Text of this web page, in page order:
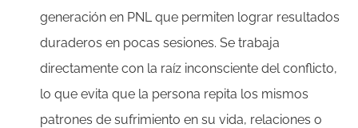
generación en PNL que permiten lograr resultados
duraderos en pocas sesiones. Se trabaja
directamente con la raíz inconsciente del conflicto,
lo que evita que la persona repita los mismos
patrones de sufrimiento en su vida, relaciones o